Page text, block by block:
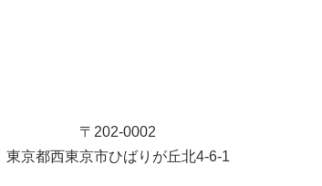
〒202-0002
東京都西東京市ひばりが丘北4-6-1